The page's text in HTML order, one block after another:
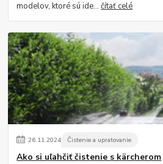
modelov, ktoré sú ide...čítať celé
26.11.2024 Čistenie a upratovanie
Ako si uľahčiť čistenie s kärcherom